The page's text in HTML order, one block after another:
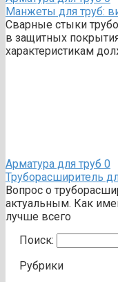
Манжеты для труб:
Сварные стыки
в защитных
характеристикам
Арматура для труб 0
Труборасширитель
Вопрос о
актуальным. Как
лучше всего
Поиск:
Рубрики